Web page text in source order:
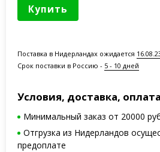
Купить
Поставка в Нидерландах ожидается
Срок поставки в Россию - 5 - 10 дней
Условия, доставка, оплата
Минимальный заказ от 20000
Отгрузка из Нидерландов
предоплате